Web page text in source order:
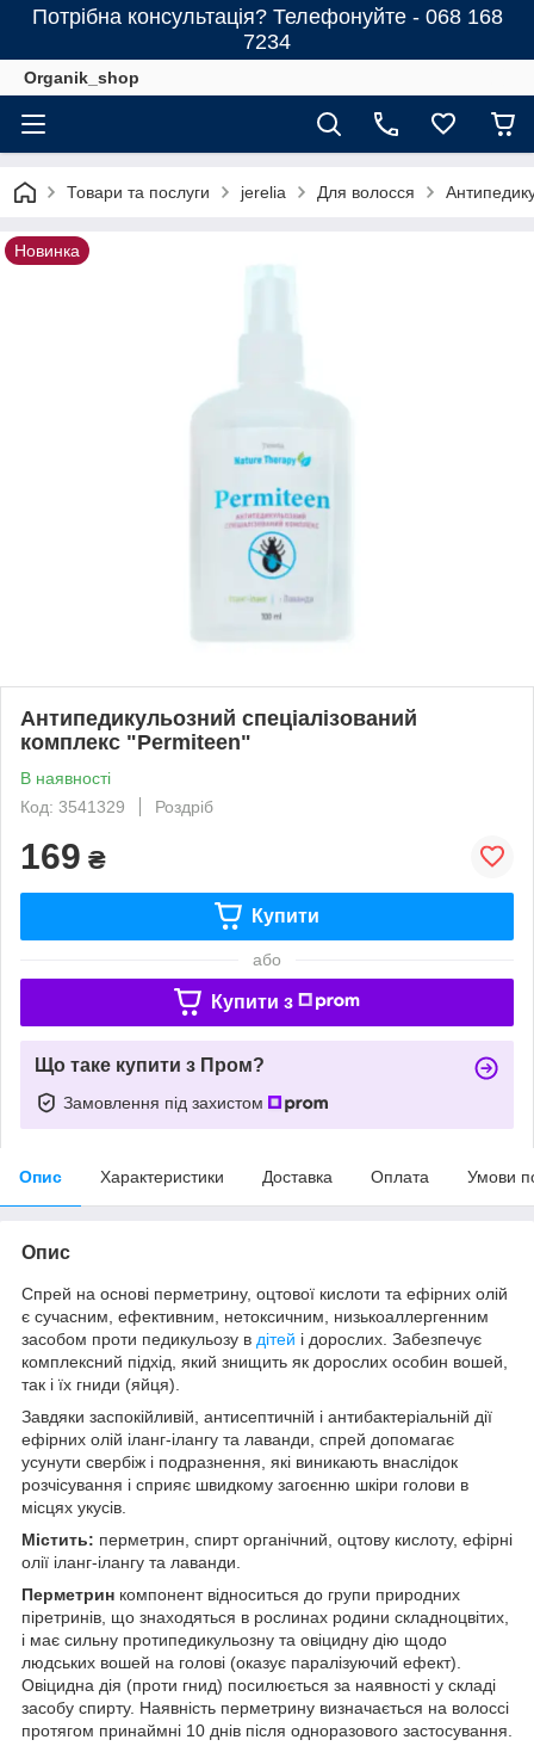
Потрібна консультація? Телефонуйте - 068 168
7234
Organik_shop
Товари та послуги jerelia Для волосся
Новинка
Антипедикульозний спеціалізований
комплекс "Permiteen"
В наявності
Код: 3541329
Роздріб
169 ₴
Купити
або
Купити з
Що таке купити з Пром?
Замовлення під захистом
Опис Характеристики Доставка Оплата Умови
Опис
Спрей на основі перметрину, оцтової кислоти та ефірних олій
є сучасним, ефективним, нетоксичним, низькоаллергенним
засобом проти педикульозу в дітей і дорослих. Забезпечує
комплексний підхід, який знищить як дорослих особин вошей,
так і їх гниди (яйця).
Завдяки заспокійливій, антисептичній і антибактеріальній дії
ефірних олій іланг-ілангу та лаванди, спрей допомагає
усунути свербіж і подразнення, які виникають внаслідок
розчісування і сприяє швидкому загоєнню шкіри голови в
місцях укусів.
Містить: перметрин, спирт органічний, оцтову кислоту, ефірні
олії іланг-ілангу та лаванди.
Перметрин компонент відноситься до групи природних
піретринів, що знаходяться в рослинах родини складноцвітих,
і має сильну протипедикульозну та овіцидну дію щодо
людських вошей на голові (оказує паралізуючий ефект).
Овіцидна дія (проти гнид) посилюється за наявності у складі
засобу спирту. Наявність перметрину визначається на волоссі
протягом принаймні 10 днів після одноразового застосування.